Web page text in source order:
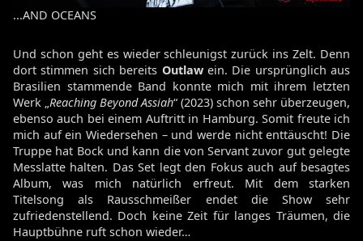
...AND OCEANS
Und schon geht es wieder schleunigst zurück ins Zelt. Denn
dort stimmen sich bereits Outlawein. Die ursprünglich aus
Brasilien stammende Band konnte mich mit ihrem letzten
Werk „Reaching Beyond Assiah“ (2023) schon sehr überzeugen,
ebenso auch bei einem Auftritt in Hamburg. Somit freute ich
mich auf ein Wiedersehen – und werde nicht enttäuscht! Die
Truppe hat Bock und kann die von Servant zuvor gut gelegte
Messlatte halten. Das Set legt den Fokus auch auf besagtes
Album, was mich natürlich erfreut. Mit dem starken
Titelsong als Rausschmeißer endet die Show sehr
zufriedenstellend. Doch keine Zeit für langes Träumen, die
Hauptbühne ruft schon wieder…